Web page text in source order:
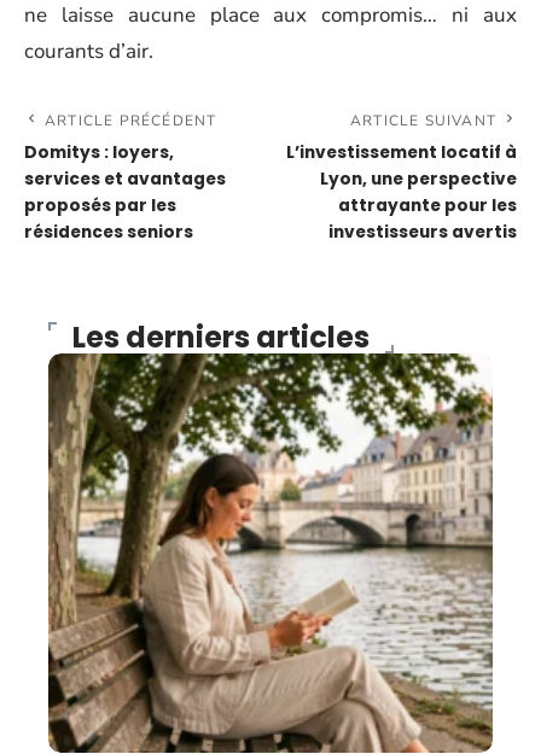
ne laisse aucune place aux compromis… ni aux
courants d’air.
ARTICLE PRÉCÉDENT
Domitys : loyers,
services et avantages
proposés par les
résidences seniors
ARTICLE SUIVANT
L’investissement locatif à
Lyon, une perspective
attrayante pour les
investisseurs avertis
Les derniers articles